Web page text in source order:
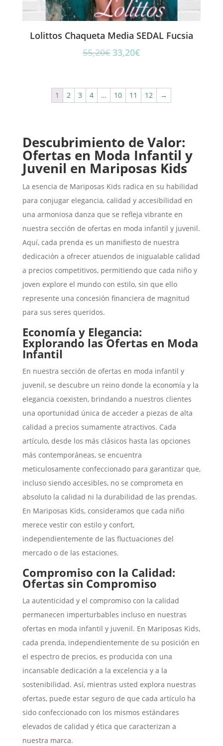
Lolittos Chaqueta Media SEDAL Fucsia
55,20€El
era:
55,20€.
33,20€El
es:
33,20€.
1 2 3 4 … 10 11 12 →
Descubrimiento de Valor:
Ofertas en Moda Infantil y
Juvenil en Mariposas Kids
La esencia de Mariposas Kids radica en su habilidad
para conjugar elegancia, calidad y accesibilidad en
una armoniosa danza que se refleja vibrante en
nuestra sección de ofertas en moda infantil y juvenil.
Aquí, cada prenda es un manifiesto de nuestra
dedicación a ofrecer atuendos de inigualable calidad
a precios competitivos, permitiendo que cada niño y
joven explore el mundo con estilo, sin que ello
represente una concesión financiera de magnitud
para sus seres queridos.
Economía y Elegancia:
Explorando las Ofertas en Moda
Infantil
En nuestra sección de ofertas en moda infantil y
juvenil, se descubre un reino donde la economía y la
elegancia coexisten, brindando a nuestros clientes
una oportunidad única de acceder a piezas de alta
calidad a precios sumamente atractivos. Cada
artículo, desde los más clásicos hasta las opciones
más contemporáneas, se encuentra
meticulosamente confeccionado para garantizar que,
incluso siendo accesibles, no se comprometa en
absoluto la calidad ni la durabilidad de las prendas.
En Mariposas Kids, consideramos que cada niño
merece vestir con estilo y confort,
independientemente de las fluctuaciones del
mercado o de las estaciones.
Compromiso con la Calidad:
Ofertas sin Compromiso
La autenticidad y el compromiso con la calidad
permanecen imperturbables incluso en nuestras
ofertas en moda infantil y juvenil. En Mariposas Kids,
cada prenda, independientemente de su posición en
el espectro de precios, es producida con una
incansable dedicación a la excelencia y a la
sostenibilidad. Así, mientras usted explora nuestras
ofertas, puede estar seguro de que cada artículo ha
sido confeccionado con los mismos estándares
elevados de calidad y ética que caracterizan a
nuestra marca.